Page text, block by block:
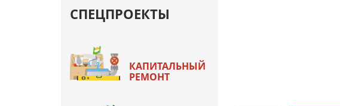
СПЕЦПРОЕКТЫ
КАПИТАЛЬНЫЙ
РЕМОНТ